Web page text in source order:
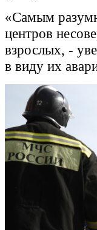
«Самым
центров
взрослых, -
в виду их